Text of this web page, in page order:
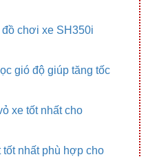
chơi xe SH350i
gió độ giúp tăng tốc
xe tốt nhất cho
nhất phù hợp cho